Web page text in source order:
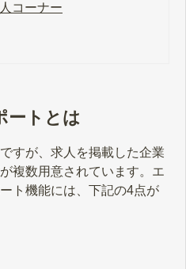
コーナー
ートとは
すが、求人を掲載した企業
複数用意されています。エ
ト機能には、下記の4点が